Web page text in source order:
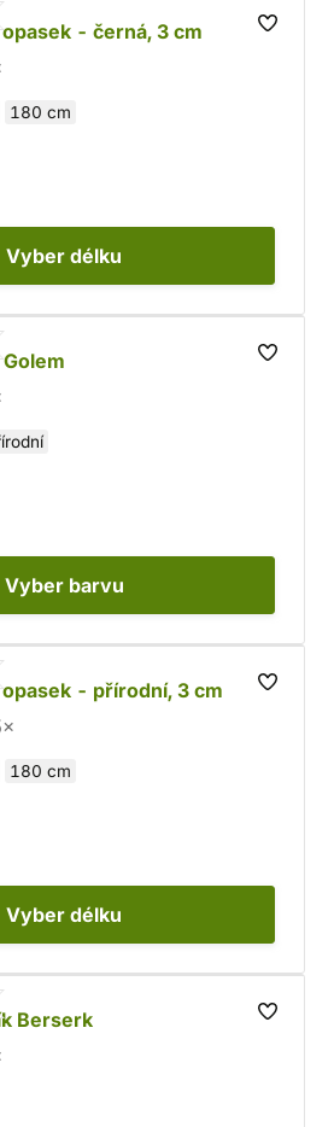
- černá, 3 cm
180 cm
Vyber délku
Vyber barvu
- přírodní, 3 cm
180 cm
Vyber délku
Berserk